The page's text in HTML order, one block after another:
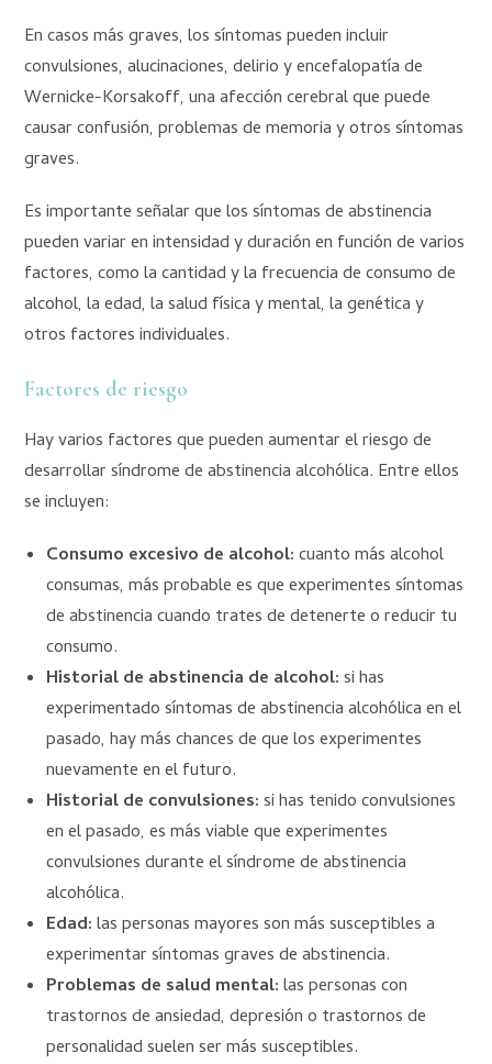
En casos más graves, los síntomas pueden incluir
convulsiones, alucinaciones, delirio y encefalopatía de
Wernicke-Korsakoff, una afección cerebral que puede
causar confusión, problemas de memoria y otros síntomas
graves.
Es importante señalar que los síntomas de abstinencia
pueden variar en intensidad y duración en función de varios
factores, como la cantidad y la frecuencia de consumo de
alcohol, la edad, la salud física y mental, la genética y
otros factores individuales.
Factores de riesgo
Hay varios factores que pueden aumentar el riesgo de
desarrollar síndrome de abstinencia alcohólica. Entre ellos
se incluyen:
Consumo excesivo de alcohol:cuanto más alcohol
consumas, más probable es que experimentes síntomas
de abstinencia cuando trates de detenerte o reducir tu
consumo.
Historial de abstinencia de alcohol:si has
experimentado síntomas de abstinencia alcohólica en el
pasado, hay más chances de que los experimentes
nuevamente en el futuro.
Historial de convulsiones:si has tenido convulsiones
en el pasado, es más viable que experimentes
convulsiones durante el síndrome de abstinencia
alcohólica.
Edad:las personas mayores son más susceptibles a
experimentar síntomas graves de abstinencia.
Problemas de salud mental:las personas con
trastornos de ansiedad, depresión o trastornos de
personalidad suelen ser más susceptibles.